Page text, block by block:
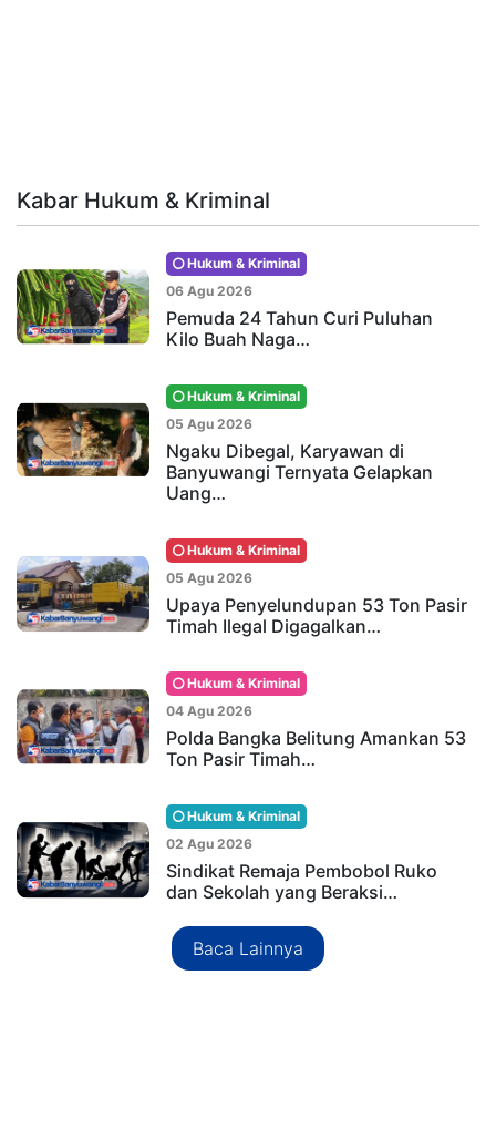
Kabar Hukum & Kriminal
Hukum & Kriminal
06 Agu 2026
Pemuda 24 Tahun Curi Puluhan
Kilo Buah Naga…
Hukum & Kriminal
05 Agu 2026
Ngaku Dibegal, Karyawan di
Banyuwangi Ternyata Gelapkan
Uang…
Hukum & Kriminal
05 Agu 2026
Upaya Penyelundupan 53 Ton Pasir
Timah Ilegal Digagalkan…
Hukum & Kriminal
04 Agu 2026
Polda Bangka Belitung Amankan 53
Ton Pasir Timah…
Hukum & Kriminal
02 Agu 2026
Sindikat Remaja Pembobol Ruko
dan Sekolah yang Beraksi…
Baca Lainnya